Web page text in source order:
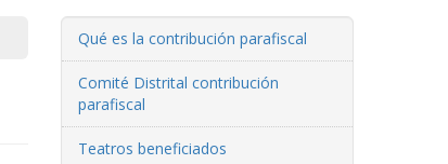
Qué es la contribución parafiscal
Comité Distrital contribución
parafiscal
Teatros beneficiados